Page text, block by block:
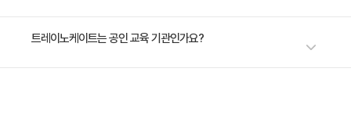
용량 관리 및 최적화, 백업 및 복구, 데이터 보안을 통해 스
토리지 리소스를 효율적으로 활용하고 안전하게 관리하
며 스토리지 관리 전문가가 되어보세요.
수강료는 800,000원(VAT 별도)입니다. 고용보험 환급 및 기업 할인 혜택
트레이노케이트는 공인 교육 기관인가요?